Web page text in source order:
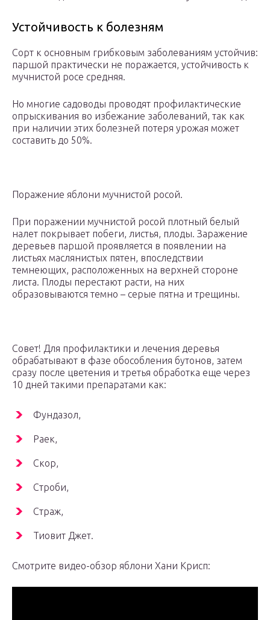
Устойчивость к болезням
Сорт к основным грибковым заболеваниям устойчив:
паршой практически не поражается, устойчивость к
мучнистой росе средняя.
Но многие садоводы проводят профилактические
опрыскивания во избежание заболеваний, так как
при наличии этих болезней потеря урожая может
составить до 50%.
Поражение яблони мучнистой росой.
При поражении мучнистой росой плотный белый
налет покрывает побеги, листья, плоды. Заражение
деревьев паршой проявляется в появлении на
листьях маслянистых пятен, впоследствии
темнеющих, расположенных на верхней стороне
листа. Плоды перестают расти, на них
образовываются темно – серые пятна и трещины.
Совет! Для профилактики и лечения деревья
обрабатывают в фазе обособления бутонов, затем
сразу после цветения и третья обработка еще через
10 дней такими препаратами как:
Фундазол,
Раек,
Скор,
Строби,
Страж,
Тиовит Джет.
Смотрите видео-обзор яблони Хани Крисп: